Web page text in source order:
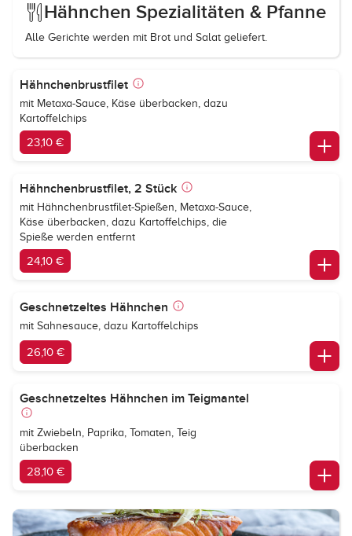
Hähnchen Spezialitäten & Pfanne
Alle Gerichte werden mit Brot und Salat geliefert.
Hähnchenbrustfilet
mit Metaxa-Sauce, Käse überbacken, dazu
Kartoffelchips
23,10 €
Hähnchenbrustfilet, 2 Stück
mit Hähnchenbrustfilet-Spießen, Metaxa-Sauce,
Käse überbacken, dazu Kartoffelchips, die
Spieße werden entfernt
24,10 €
Geschnetzeltes Hähnchen
mit Sahnesauce, dazu Kartoffelchips
26,10 €
Geschnetzeltes Hähnchen im Teigmantel
mit Zwiebeln, Paprika, Tomaten, Teig
überbacken
28,10 €